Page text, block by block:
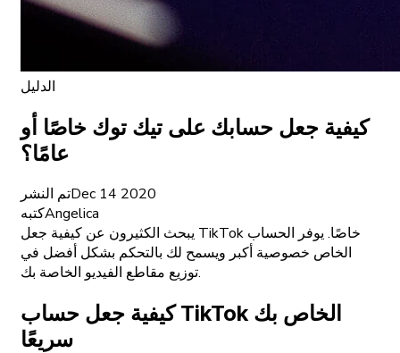
الدليل
كيفية جعل حسابك على تيك توك خاصًا أو
عامًا؟
تم النشرDec 14 2020
كتبهAngelica
يبحث الكثيرون عن كيفية جعل TikTok خاصًا. يوفر الحساب
الخاص خصوصية أكبر ويسمح لك بالتحكم بشكل أفضل في
توزيع مقاطع الفيديو الخاصة بك.
كيفية جعل حساب TikTok الخاص بك
سريعًا